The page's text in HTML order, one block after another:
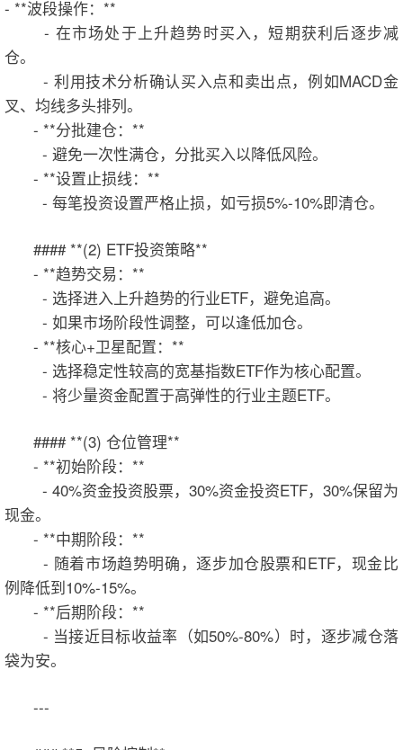
- **波段操作：**
- 在市场处于上升趋势时买入，短期获利后逐步减
仓。
- 利用技术分析确认买入点和卖出点，例如MACD金
叉、均线多头排列。
- **分批建仓：**
- 避免一次性满仓，分批买入以降低风险。
- **设置止损线：**
- 每笔投资设置严格止损，如亏损5%-10%即清仓。
#### **(2) ETF投资策略**
- **趋势交易：**
- 选择进入上升趋势的行业ETF，避免追高。
- 如果市场阶段性调整，可以逢低加仓。
- **核心+卫星配置：**
- 选择稳定性较高的宽基指数ETF作为核心配置。
- 将少量资金配置于高弹性的行业主题ETF。
#### **(3) 仓位管理**
- **初始阶段：**
- 40%资金投资股票，30%资金投资ETF，30%保留为
现金。
- **中期阶段：**
- 随着市场趋势明确，逐步加仓股票和ETF，现金比
例降低到10%-15%。
- **后期阶段：**
- 当接近目标收益率（如50%-80%）时，逐步减仓落
袋为安。
---